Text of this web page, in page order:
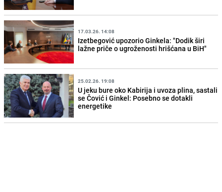
17.03.26. 14:08
Izetbegović upozorio Ginkela: "Dodik širi
lažne priče o ugroženosti hrišćana u BiH"
25.02.26. 19:08
U jeku bure oko Kabirija i uvoza plina, sastali
se Čović i Ginkel: Posebno se dotakli
energetike